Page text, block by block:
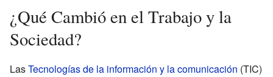
¿Qué Cambió en el Trabajo y la
Sociedad?
LasTecnologías de la información y la comunicación (TIC)